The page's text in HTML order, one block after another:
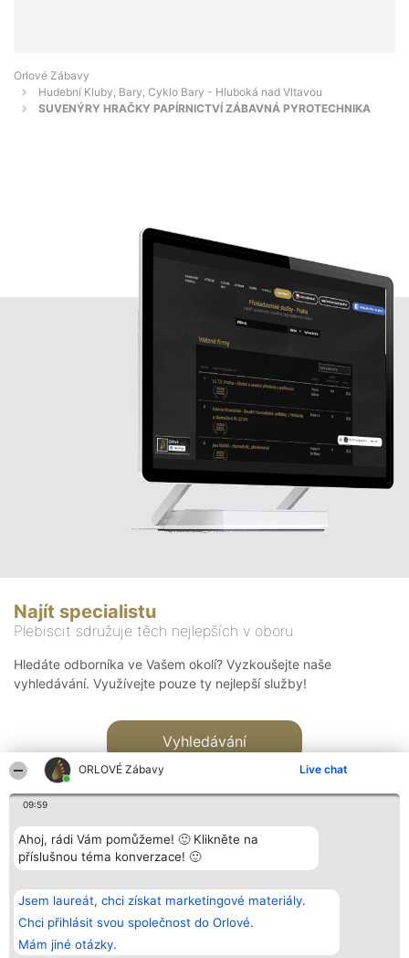
ORLOVÉ Zábavy Live chat
09:59
Ahoj, rádi Vám pomůžeme! 🙂 Klikněte na
příslušnou téma konverzace! 🙂
Jsem laureát, chci získat marketingové materiály.
Chci přihlásit svou společnost do Orlové.
Mám jiné otázky.
Orlové Zábavy
Hudební Kluby, Bary, Cyklo Bary - Hluboká nad Vltavou
SUVENÝRY HRAČKY PAPÍRNICTVÍ ZÁBAVNÁ PYROTECHNIKA
Najít specialistu
Plebiscit sdružuje těch nejlepších v oboru
Hledáte odborníka ve Vašem okolí? Vyzkoušejte naše
vyhledávání. Využívejte pouze ty nejlepší služby!
Vyhledávání
Bright Side Solutions sp. z o.
o. sp. k.
ul. Ruska 22
Wrocław 50-079
KRS 0000749100 | Regon
Vítězové
Seznam všech
laureátů
Zásady
Kontakt